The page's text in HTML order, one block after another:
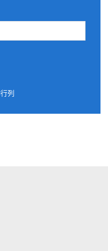
列